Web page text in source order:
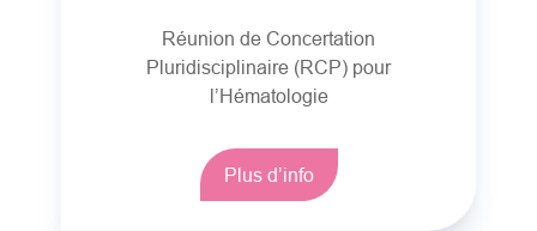
Réunion de Concertation
Pluridisciplinaire (RCP) pour
l’Hématologie
Plus d’info